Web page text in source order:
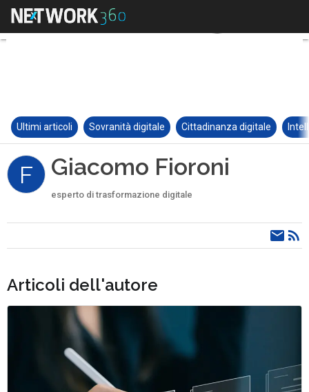
Ultimi articoli Sovranità digitale Cittadinanza digitale
F Giacomo Fioroni
esperto di trasformazione digitale
Articoli dell'autore